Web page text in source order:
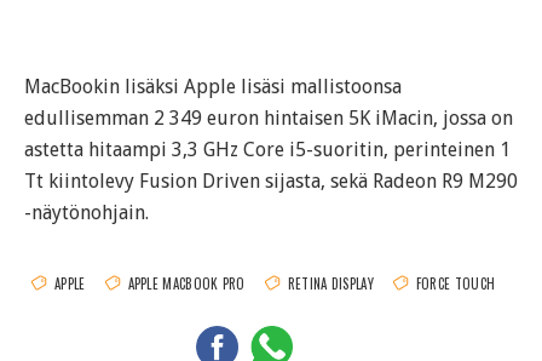
MacBookin lisäksi Apple lisäsi mallistoonsa
edullisemman 2 349 euron hintaisen 5K iMacin, jossa on
astetta hitaampi 3,3 GHz Core i5-suoritin, perinteinen 1
Tt kiintolevy Fusion Driven sijasta, sekä Radeon R9 M290
-näytönohjain.
APPLE APPLE MACBOOK PRO RETINA DISPLAY FORCE TOUCH